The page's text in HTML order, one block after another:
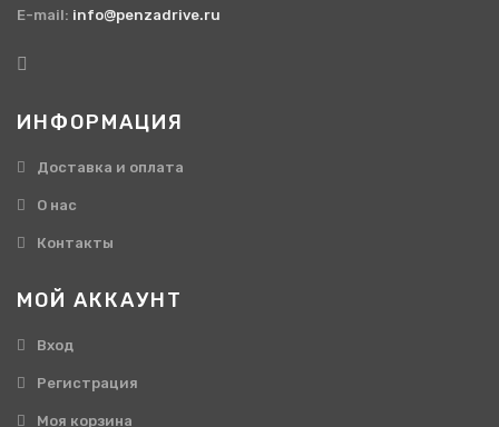
E-mail: info@penzadrive.ru
ИНФОРМАЦИЯ
Доставка и оплата
О нас
Контакты
МОЙ АККАУНТ
Вход
Регистрация
Моя корзина